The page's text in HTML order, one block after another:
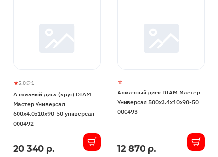
Алмазный
диск
(круг)
DIAM
600x4.0x10x90-
5.0
5
1 1
Алмазный диск (круг) DIAM
Мастер Универсал
600x4.0x10x90-50 универсал
000492
В
20 340 р.
Алмазный диск DIAM Мастер
Универсал 500x3.4x10x90-50
000493
В
12 870 р.